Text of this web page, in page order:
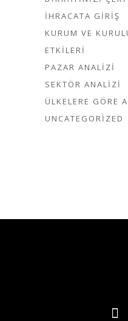
İHRACATA GIRIŞ
KURUM VE
ETKILERI
PAZAR ANALIZI
SEKTÖR ANALIZI
ÜLKELERE GÖRE
UNCATEGORIZED